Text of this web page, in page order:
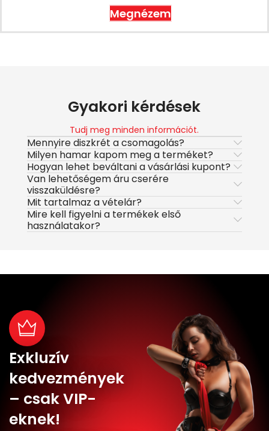
Megnézem
Gyakori kérdések
Tudj meg minden információt.
Mennyire diszkrét a csomagolás?
Milyen hamar kapom meg a terméket?
Hogyan lehet beváltani a vásárlási kupont?
Van lehetőségem áru cserére
visszaküldésre?
Mit tartalmaz a vételár?
Mire kell figyelni a termékek első
használatakor?
Exkluzív
kedvezmények
– csak VIP-
eknek!